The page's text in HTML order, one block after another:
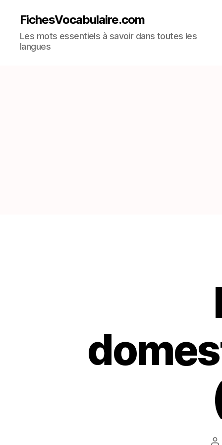
FichesVocabulaire.com
Les mots essentiels à savoir dans toutes les
langues